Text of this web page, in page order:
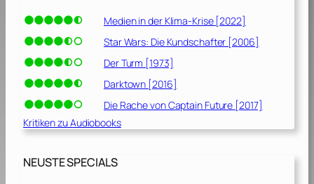
Medien in der Klima-Krise [2022]
Star Wars: Die Kundschafter [2006]
Der Turm [1973]
Darktown [2016]
Die Rache von Captain Future [2017]
Kritiken zu Audiobooks
NEUSTE SPECIALS